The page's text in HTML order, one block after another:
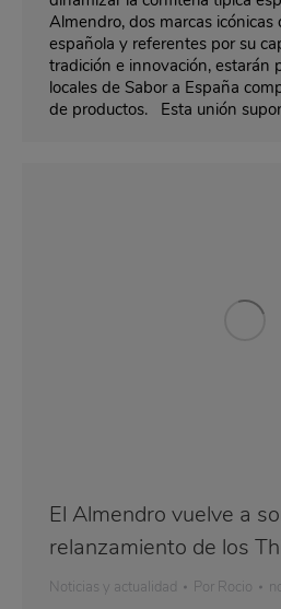
Almendro, dos marcas icónicas
española y referentes por su
tradición e innovación, estarán
locales de Sabor a España
de productos. Esta unión
El Almendro vuelve a
relanzamiento de los
Noticias y actualidad Por Rocio